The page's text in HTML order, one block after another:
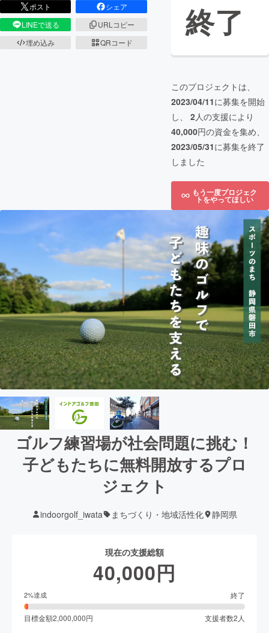
ポスト
シェア
LINEで送る
URLコピー
埋め込み
QRコード
終了
このプロジェクトは、
2023/04/11に募集を開始
し、 2人の支援により
40,000円の資金を集め、
2023/05/31に募集を終了
しました
もう一度プロジェク
トをやってほしい
ゴルフ練習場が社会問題に挑む！
子どもたちに無料開放するプロ
ジェクト
indoorgolf_iwata まちづくり・地域活性化 静岡県
現在の支援総額
40,000円
2%達成 終了
目標金額2,000,000円 支援者数2 人